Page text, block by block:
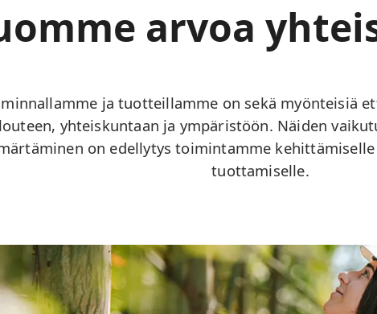
arvoa
ja tuotteillamme on sekä myönteisiä
yhteiskuntaan ja ympäristöön. Näiden
on edellytys toimintamme kehittämiselle
tuottamiselle.